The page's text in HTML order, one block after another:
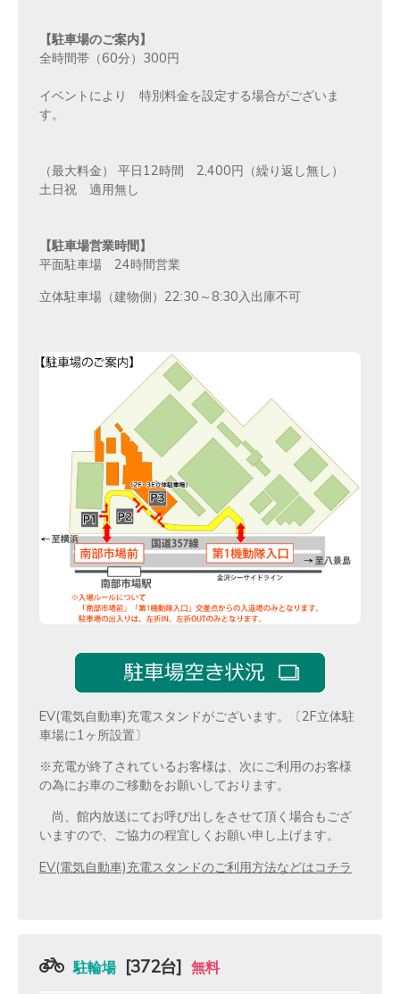
【駐車場のご案内】
全時間帯（60分）300円
イベントにより 特別料金を設定する場合がございま
す。
（最大料金） 平日12時間 2,400円（繰り返し無し）
土日祝 適用無し
【駐車場営業時間】
平面駐車場 24時間営業
立体駐車場（建物側）22:30～8:30入出庫不可
EV(電気自動車)充電スタンドがございます。〔2F立体駐
車場に1ヶ所設置〕
※充電が終了されているお客様は、次にご利用のお客様
の為にお車のご移動をお願いしております。
尚、館内放送にてお呼び出しをさせて頂く場合もござ
いますので、ご協力の程宜しくお願い申し上げます。
EV(電気自動車)充電スタンドのご利用方法などはコチラ
駐輪場 [372台] 無料